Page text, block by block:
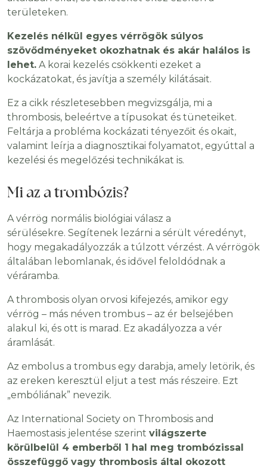
területeken.
Kezelés nélkül egyes vérrögök súlyos
szövődményeket okozhatnak és akár halálos is
lehet. A korai kezelés csökkenti ezeket a
kockázatokat, és javítja a személy kilátásait.
Ez a cikk részletesebben megvizsgálja, mi a
thrombosis, beleértve a típusokat és tüneteiket.
Feltárja a probléma kockázati tényezőit és okait,
valamint leírja a diagnosztikai folyamatot, egyúttal a
kezelési és megelőzési technikákat is.
Mi az a trombózis?
A vérrög normális biológiai válasz a
sérülésekre. Segítenek lezárni a sérült véredényt,
hogy megakadályozzák a túlzott vérzést. A vérrögök
általában lebomlanak, és idővel feloldódnak a
véráramba.
A thrombosis olyan orvosi kifejezés, amikor egy
vérrög – más néven trombus – az ér belsejében
alakul ki, és ott is marad. Ez akadályozza a vér
áramlását.
Az embolus a trombus egy darabja, amely letörik, és
az ereken keresztül eljut a test más részeire. Ezt
„embóliának” nevezik.
Az International Society on Thrombosis and
Haemostasis jelentése szerint világszerte
körülbelül 4 emberből 1 hal meg trombózissal
összefüggő vagy thrombosis által okozott